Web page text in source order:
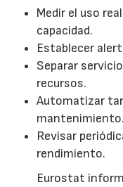
Medir el uso
capacidad.
Establecer
Separar
recursos.
Automatizar
mantenimiento.
Revisar
rendimiento.
Eurostat